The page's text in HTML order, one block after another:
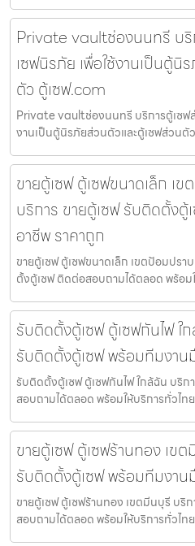
Private vaultช่องนนทรี บริ
เซฟนิรภัย เพื่อใช้งานเป็นตู้นิ
ตัว ตู้เซฟ.com
Private vaultช่องนนทรี บริการตู้เซฟส
งานเป็นตู้นิรภัยส่วนตัวและตู้เซฟส่วนตั
ขายตู้เซฟ ตู้เซฟขนาดเล็ก เ
บริการ ขายตู้เซฟ รับติดตั้ง
อาชีพ ราคาถูก
ขายตู้เซฟ ตู้เซฟขนาดเล็ก เขตป้อมปร
ตั้งตู้เซฟ ติดต่อสอบถามได้ตลอด พร้อม
รับติดตั้งตู้เซฟ ตู้เซฟกันไฟ ใ
รับติดตั้งตู้เซฟ พร้อมทีมงาน
รับติดตั้งตู้เซฟ ตู้เซฟกันไฟ ใกล้ฉัน บริ
สอบถามได้ตลอด พร้อมให้บริการทั่วไท
ขายตู้เซฟ ตู้เซฟร้านทอง เข
รับติดตั้งตู้เซฟ พร้อมทีมงาน
ขายตู้เซฟ ตู้เซฟร้านทอง เขตมีนบุรี บ
สอบถามได้ตลอด พร้อมให้บริการทั่วไท